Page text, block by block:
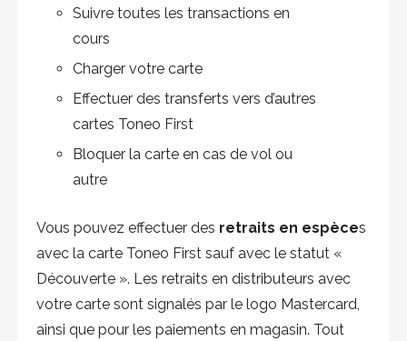
Suivre toutes les transactions en
cours
Charger votre carte
Effectuer des transferts vers d’autres
cartes Toneo First
Bloquer la carte en cas de vol ou
autre
Vous pouvez effectuer des retraits en espèces
avec la carte Toneo First sauf avec le statut «
Découverte ». Les retraits en distributeurs avec
votre carte sont signalés par le logo Mastercard,
ainsi que pour les paiements en magasin. Tout